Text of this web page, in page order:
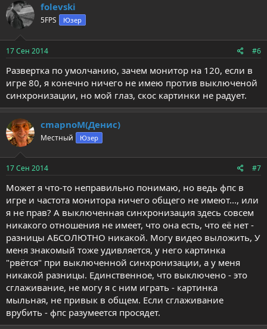
folevski
5FPS Юзер
17 Сен 2014 #6
Развертка по умолчанию, зачем монитор на 120, если в
игре 80, я конечно ничего не имею против выключеной
синхронизации, но мой глаз, скос картинки не радует.
cmapnoM(Денис)
Местный Юзер
17 Сен 2014 #7
Может я что-то неправильно понимаю, но ведь фпс в
игре и частота монитора ничего общего не имеют..., или
я не прав? А выключенная синхронизация здесь совсем
никакого отношения не имеет, что она есть, что её нет -
разницы АБСОЛЮТНО никакой. Могу видео выложить, У
меня знакомый тоже удивляется, у него картинка
"рвётся" при выключенной синхронизации, а у меня
никакой разницы. Единственное, что выключено - это
сглаживание, не могу я с ним играть - картинка
мыльная, не привык в общем. Если сглаживание
врубить - фпс разумеется просядет.